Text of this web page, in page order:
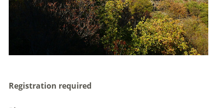
Registration required